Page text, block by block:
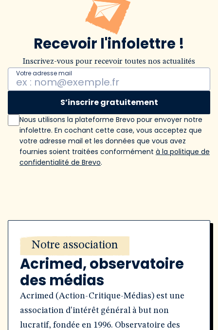
Recevoir l'infolettre !
Inscrivez-vous pour recevoir toutes nos actualités
Votre adresse mail
S’inscrire gratuitement
Nous utilisons la plateforme Brevo pour envoyer notre
infolettre. En cochant cette case, vous acceptez que
votre adresse mail et les données que vous avez
fournies soient traitées conformément à la politique de
confidentialité de Brevo.
Notre association
Acrimed, observatoire
des médias
Acrimed (Action-Critique-Médias) est une
association d'intérêt général à but non
lucratif, fondée en 1996. Observatoire des